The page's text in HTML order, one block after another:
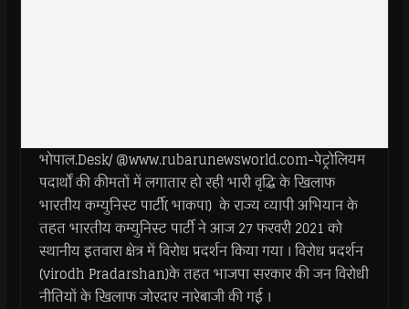
भोपाल.Desk/ @www.rubarunewsworld.com-पेट्रोलियम
पदार्थों की कीमतों में लगातार हो रही भारी वृद्धि के खिलाफ
भारतीय कम्युनिस्ट पार्टी( भाकपा) के राज्य व्यापी अभियान के
तहत भारतीय कम्युनिस्ट पार्टी ने आज 27 फरवरी 2021 को
स्थानीय इतवारा क्षेत्र में विरोध प्रदर्शन किया गया । विरोध प्रदर्शन
(virodh Pradarshan)के तहत भाजपा सरकार की जन विरोधी
नीतियों के खिलाफ जोरदार नारेबाजी की गई ।